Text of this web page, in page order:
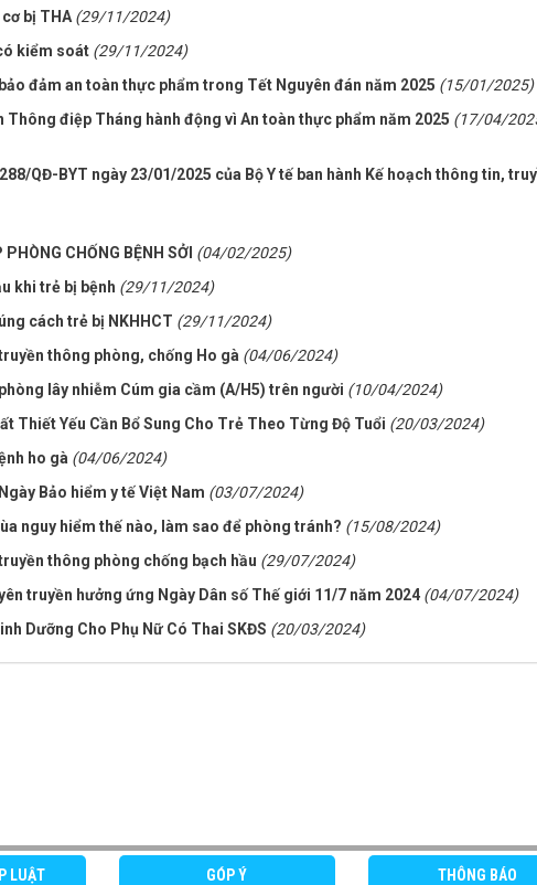
bị THA (29/11/2024)
kiểm soát (29/11/2024)
đảm an toàn thực phẩm trong Tết Nguyên đán năm 2025 (15/01/2025)
Thông điệp Tháng hành động vì An toàn thực phẩm năm 2025 (17/04/
QĐ-BYT ngày 23/01/2025 của Bộ Y tế ban hành Kế hoạch thông tin,
CHỐNG BỆNH SỞI (04/02/2025)
khi trẻ bị bệnh (29/11/2024)
cách trẻ bị NKHHCT (29/11/2024)
thông phòng, chống Ho gà (04/06/2024)
lây nhiễm Cúm gia cầm (A/H5) trên người (10/04/2024)
Thiết Yếu Cần Bổ Sung Cho Trẻ Theo Từng Độ Tuổi (20/03/2024)
ho gà (04/06/2024)
Bảo hiểm y tế Việt Nam (03/07/2024)
nguy hiểm thế nào, làm sao để phòng tránh? (15/08/2024)
thông phòng chống bạch hầu (29/07/2024)
truyền hưởng ứng Ngày Dân số Thế giới 11/7 năm 2024 (04/07/2024)
Dưỡng Cho Phụ Nữ Có Thai SKĐS (20/03/2024)
LUẬT GÓP Ý THÔNG BÁO